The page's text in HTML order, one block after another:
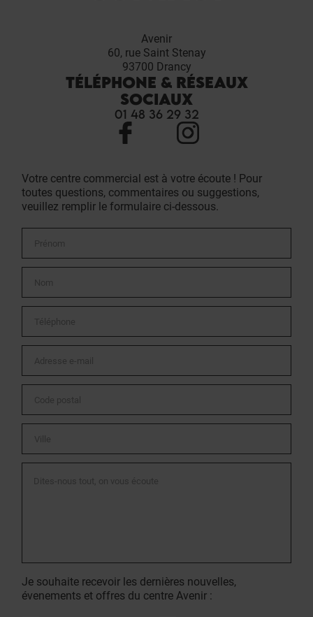
Avenir
60, rue Saint Stenay
93700 Drancy
TÉLÉPHONE & RÉSEAUX
SOCIAUX
01 48 36 29 32
Votre centre commercial est à votre écoute ! Pour
toutes questions, commentaires ou suggestions,
veuillez remplir le formulaire ci-dessous.
Je souhaite recevoir les dernières nouvelles,
évenements et offres du centre Avenir :